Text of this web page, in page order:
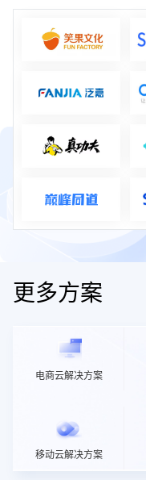
更多方案
电商云解决方案
移动云解决方案